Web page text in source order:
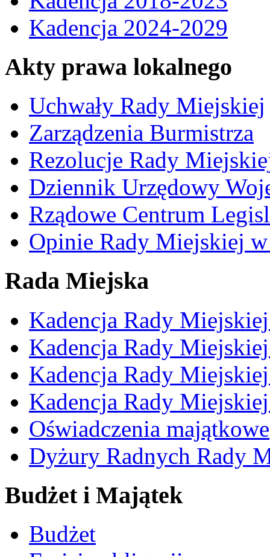
Kadencja 2024-2029
Akty prawa lokalnego
Uchwały Rady Miejskiej
Zarządzenia Burmistrza
Rezolucje Rady
Dziennik Urzędowy
Rządowe Centrum
Opinie Rady Miejskiej w
Rada Miejska
Kadencja Rady
Kadencja Rady
Kadencja Rady
Kadencja Rady
Oświadczenia majątkowe
Dyżury Radnych Rady
Budżet i Majątek
Budżet